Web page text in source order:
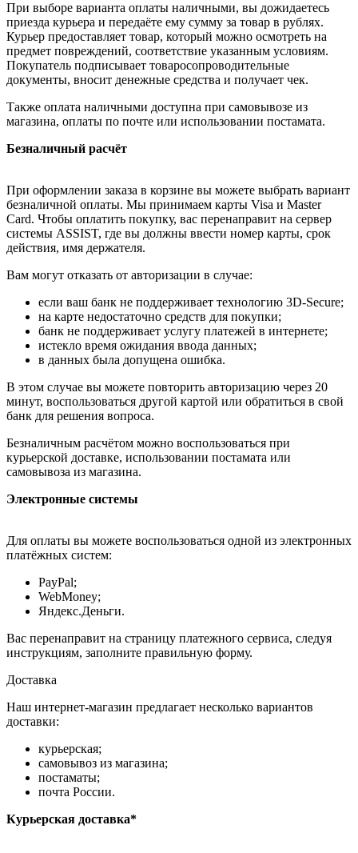
При выборе варианта оплаты наличными, вы дожидаетесь
приезда курьера и передаёте ему сумму за товар в рублях.
Курьер предоставляет товар, который можно осмотреть на
предмет повреждений, соответствие указанным условиям.
Покупатель подписывает товаросопроводительные
документы, вносит денежные средства и получает чек.
Также оплата наличными доступна при самовывозе из
магазина, оплаты по почте или использовании постамата.
Безналичный расчёт
При оформлении заказа в корзине вы можете выбрать вариант
безналичной оплаты. Мы принимаем карты Visa и Master
Card. Чтобы оплатить покупку, вас перенаправит на сервер
системы ASSIST, где вы должны ввести номер карты, срок
действия, имя держателя.
Вам могут отказать от авторизации в случае:
если ваш банк не поддерживает технологию 3D-Secure;
на карте недостаточно средств для покупки;
банк не поддерживает услугу платежей в интернете;
истекло время ожидания ввода данных;
в данных была допущена ошибка.
В этом случае вы можете повторить авторизацию через 20
минут, воспользоваться другой картой или обратиться в свой
банк для решения вопроса.
Безналичным расчётом можно воспользоваться при
курьерской доставке, использовании постамата или
самовывоза из магазина.
Электронные системы
Для оплаты вы можете воспользоваться одной из электронных
платёжных систем:
PayPal;
WebMoney;
Яндекс.Деньги.
Вас перенаправит на страницу платежного сервиса, следуя
инструкциям, заполните правильную форму.
Доставка
Наш интернет-магазин предлагает несколько вариантов
доставки:
курьерская;
самовывоз из магазина;
постаматы;
почта России.
Курьерская доставка*